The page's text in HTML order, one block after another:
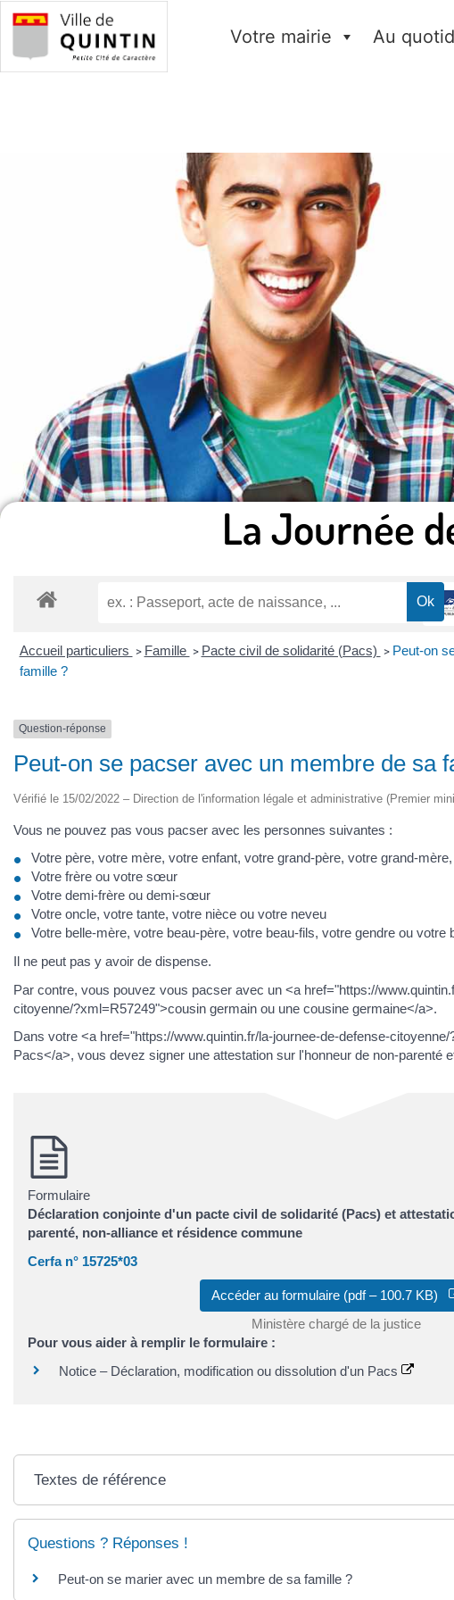
Votre mairie Au
La Journée
Accueil particuliers > Famille > Pacte civil de solidarité (Pacs) > Peut-on
famille ?
Question-réponse
Peut-on se pacser avec un membre de sa
Vérifié le 15/02/2022 – Direction de l'information légale et administrative (Premier
Vous ne pouvez pas vous pacser avec les personnes suivantes :
Votre père, votre mère, votre enfant, votre grand-père, votre grand-
Votre frère ou votre sœur
Votre demi-frère ou demi-sœur
Votre oncle, votre tante, votre nièce ou votre neveu
Votre belle-mère, votre beau-père, votre beau-fils, votre gendre ou votre
Il ne peut pas y avoir de dispense.
Par contre, vous pouvez vous pacser avec un <a href="https://
citoyenne/?xml=R57249">cousin germain ou une cousine germaine</a>.
Dans votre <a href="https://www.quintin.fr/la-journee-de-defense-
Pacs</a>, vous devez signer une attestation sur l'honneur de non-parenté
Formulaire
Déclaration conjointe d'un pacte civil de solidarité (Pacs) et
parenté, non-alliance et résidence commune
Cerfa n° 15725*03
Accéder au formulaire (pdf – 100.7 KB)
Ministère chargé de la justice
Pour vous aider à remplir le formulaire :
Notice – Déclaration, modification ou dissolution d'un Pacs
Textes de référence
Questions ? Réponses !
Peut-on se marier avec un membre de sa famille ?